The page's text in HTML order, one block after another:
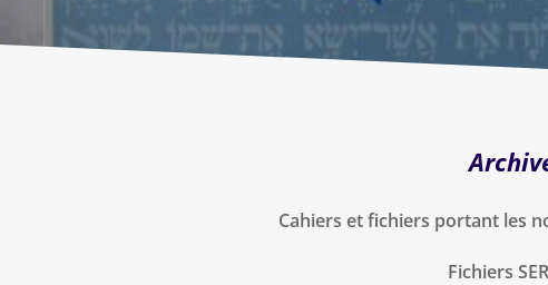
Cahiers et fichiers portant les
Fichiers